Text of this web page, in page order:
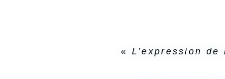
« L’expression